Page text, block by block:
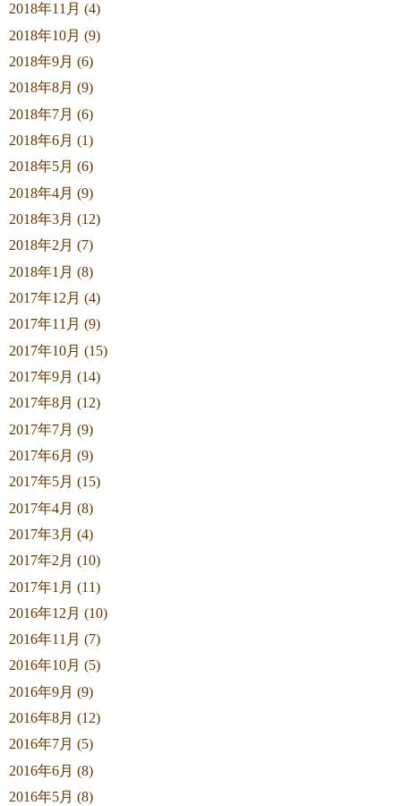
2018年11月 (4)
2018年10月 (9)
2018年9月 (6)
2018年8月 (9)
2018年7月 (6)
2018年6月 (1)
2018年5月 (6)
2018年4月 (9)
2018年3月 (12)
2018年2月 (7)
2018年1月 (8)
2017年12月 (4)
2017年11月 (9)
2017年10月 (15)
2017年9月 (14)
2017年8月 (12)
2017年7月 (9)
2017年6月 (9)
2017年5月 (15)
2017年4月 (8)
2017年3月 (4)
2017年2月 (10)
2017年1月 (11)
2016年12月 (10)
2016年11月 (7)
2016年10月 (5)
2016年9月 (9)
2016年8月 (12)
2016年7月 (5)
2016年6月 (8)
2016年5月 (8)